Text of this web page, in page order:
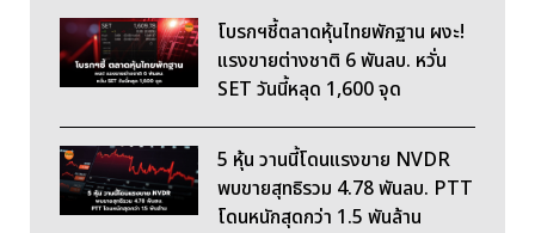
โบรกฯชี้ตลาดหุ้นไทยพักฐาน ผงะ!
แรงขายต่างชาติ 6 พันลบ. หวั่น
SET วันนี้หลุด 1,600 จุด
5 หุ้น วานนี้โดนแรงขาย NVDR
พบขายสุทธิรวม 4.78 พันลบ. PTT
โดนหนักสุดกว่า 1.5 พันล้าน